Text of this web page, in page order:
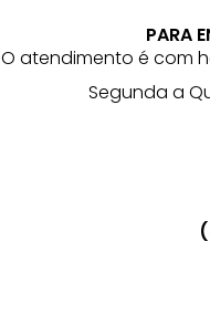
PARA
O atendimento é com
Segunda a